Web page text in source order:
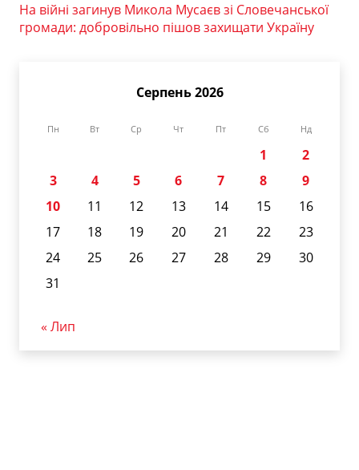
На війні загинув Микола Мусаєв зі Словечанської
громади: добровільно пішов захищати Україну
Серпень 2026
Пн Вт Ср Чт Пт Сб Нд
1
2
3
4 5 6 7 8
9
10
11 12 13 14 15
16
17
18 19 20 21 22
23
24
25 26 27 28 29
30
31
« Лип